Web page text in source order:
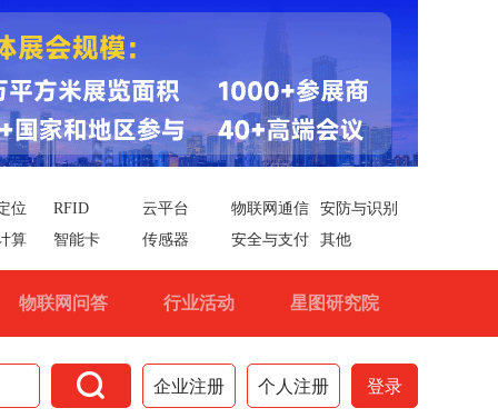
位 RFID 云平台 物联网通信
安防与识别
算
智能卡 传感器 安全与支付 其他
物联网问答 行业活动 星图研究院
 企业注册 个人注册 登录